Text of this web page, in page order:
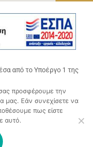
από το Υποέργο 1 της
του
5045300),
Ελλάδα 2014-2020».
Ένωση (Ευρωπαϊκό
και από εθνικούς
ΠΔΕ.
προσφέρουμε την
μας. Εάν συνεχίσετε να
πως είστε
αυτό.